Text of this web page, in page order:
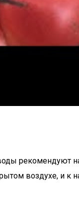
рекомендуют
воздухе, и к